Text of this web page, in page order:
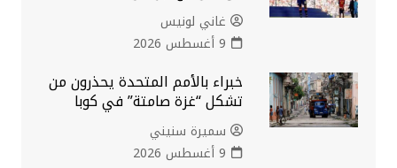
غاني لونيس
9 أغسطس 2026
خبراء بالأمم المتحدة يحذرون من
تشكل “غزة صامتة” في كوبا
سميرة سنيني
9 أغسطس 2026